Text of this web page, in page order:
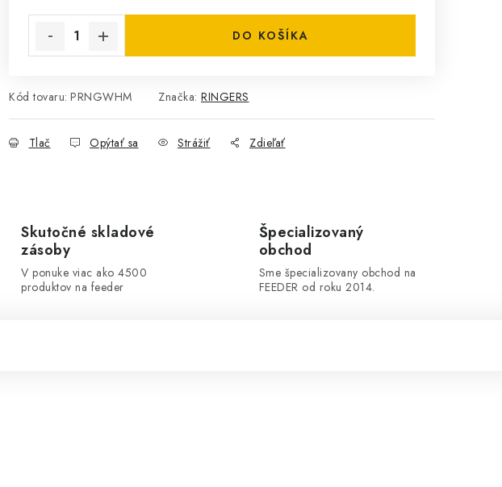
DO KOŠÍKA
Kód tovaru: PRNGWHM Značka: RINGERS
Tlač Opýtať sa Strážiť Zdieľať
Skutočné skladové
zásoby
V ponuke viac ako 4500
produktov na feeder
Špecializovaný
obchod
Sme špecializovany obchod na
FEEDER od roku 2014.